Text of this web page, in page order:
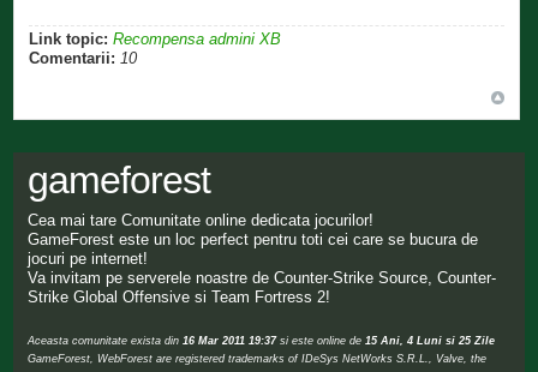
Link topic: Recompensa admini XB
Comentarii: 10
gameforest
Cea mai tare Comunitate online dedicata jocurilor!
GameForest este un loc perfect pentru toti cei care se bucura de
jocuri pe internet!
Va invitam pe serverele noastre de Counter-Strike Source, Counter-
Strike Global Offensive si Team Fortress 2!
Aceasta comunitate exista din16 Mar 2011 19:37si este online de15 Ani, 4 Luni si 25 Zile
GameForest, WebForest are registered trademarks of IDeSys NetWorks S.R.L., Valve, the